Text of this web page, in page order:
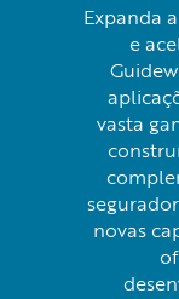
Expanda
e
vasta
novas